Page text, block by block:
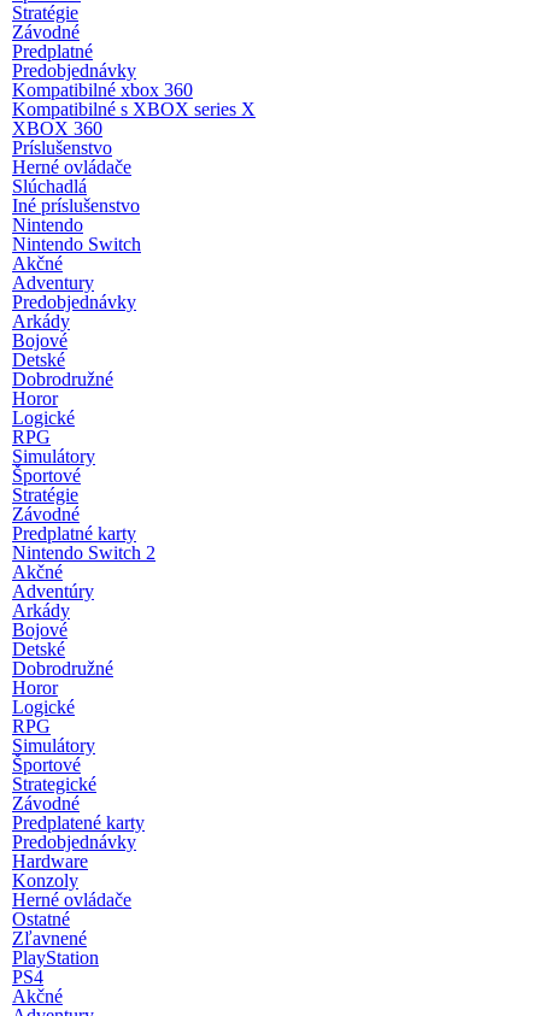
Stratégie
Závodné
Predplatné
Predobjednávky
Kompatibilné xbox 360
Kompatibilné s XBOX series X
XBOX 360
Príslušenstvo
Herné ovládače
Slúchadlá
Iné príslušenstvo
Nintendo
Nintendo Switch
Akčné
Adventury
Predobjednávky
Arkády
Bojové
Detské
Dobrodružné
Horor
Logické
RPG
Simulátory
Športové
Stratégie
Závodné
Predplatné karty
Nintendo Switch 2
Akčné
Adventúry
Arkády
Bojové
Detské
Dobrodružné
Horor
Logické
RPG
Simulátory
Športové
Strategické
Závodné
Predplatené karty
Predobjednávky
Hardware
Konzoly
Herné ovládače
Ostatné
Zľavnené
PlayStation
PS4
Akčné